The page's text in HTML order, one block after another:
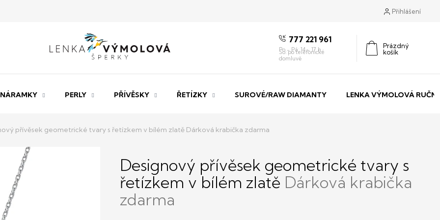
Přihlášení
777 221 961
Nákupní
košík
Prázdný
košík
NÁRAMKY PERLY PŘÍVĚSKY ŘETÍZKY SUROVÉ/RAW DIAMANTY LENKA VÝMOLOVÁ
přívěsek geometrické tvary s řetízkem v bílém zlatě Dárková krabička zdarma
Designový přívěsek geometrické tvary s
řetízkem v bílém zlatě Dárková krabička
zdarma